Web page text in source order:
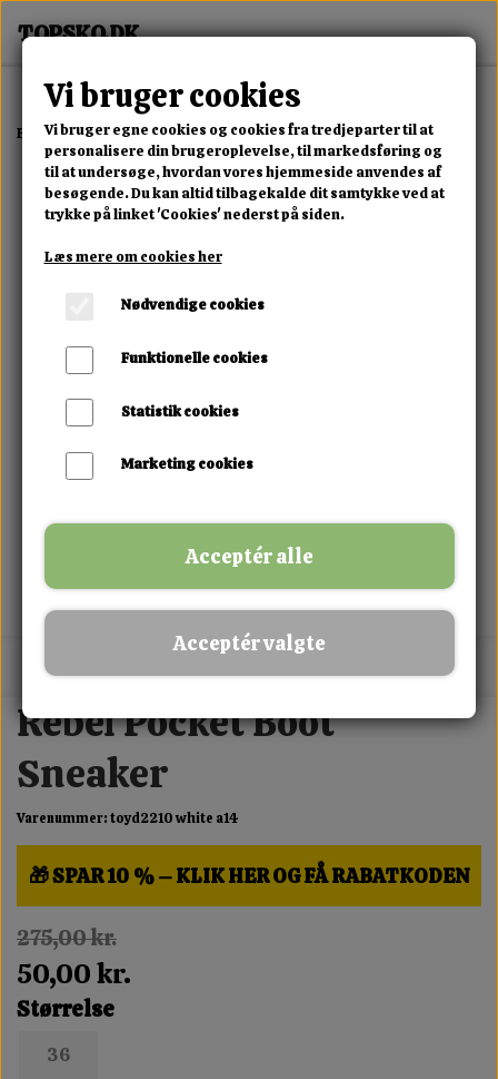
Forside Dame Alle Damesko Rebel Pocket Boot Sneaker
MIX FRIT · KØB 3 BETAL FOR 2
Rebel Pocket Boot
Sneaker
Varenummer: toyd2210 white a14
🎁 SPAR 10 % – KLIK HER OG FÅ RABATKODEN
275,00 kr.
50,00 kr.
Størrelse
36
Vi bruger cookies
Vi bruger egne cookies og cookies fra tredjeparter til at
personalisere din brugeroplevelse, til markedsføring og
til at undersøge, hvordan vores hjemmeside anvendes af
besøgende. Du kan altid tilbagekalde dit samtykke ved at
trykke på linket 'Cookies' nederst på siden.
Læs mere om cookies her
Nødvendige cookies
Funktionelle cookies
Statistik cookies
Marketing cookies
Acceptér alle
Acceptér valgte